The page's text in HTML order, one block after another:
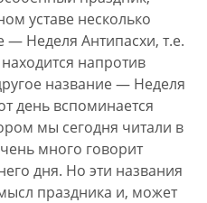
уставе несколько
— Неделя Антипасхи, т.е.
напротив
название — Неделя
день вспоминается
мы сегодня читали в
много говорит
дня. Но эти названия
праздника и, может